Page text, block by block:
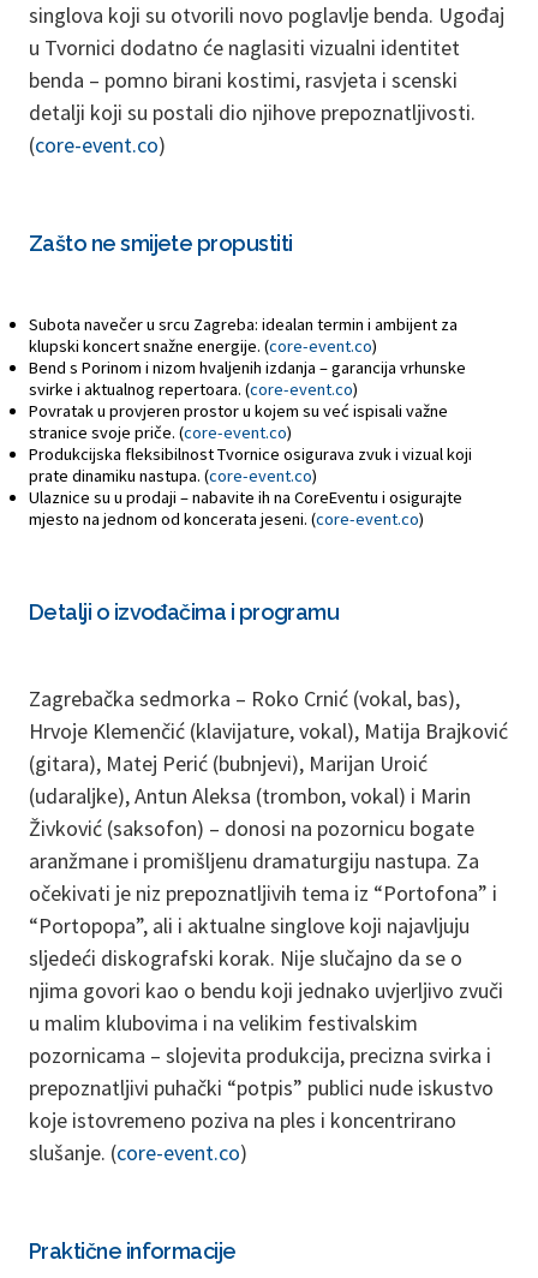
singlova koji su otvorili novo poglavlje benda. Ugođaj
u Tvornici dodatno će naglasiti vizualni identitet
benda – pomno birani kostimi, rasvjeta i scenski
detalji koji su postali dio njihove prepoznatljivosti.
(core-event.co)
Zašto ne smijete propustiti
Subota navečer u srcu Zagreba: idealan termin i ambijent za
klupski koncert snažne energije. (core-event.co)
Bend s Porinom i nizom hvaljenih izdanja – garancija vrhunske
svirke i aktualnog repertoara. (core-event.co)
Povratak u provjeren prostor u kojem su već ispisali važne
stranice svoje priče. (core-event.co)
Produkcijska fleksibilnost Tvornice osigurava zvuk i vizual koji
prate dinamiku nastupa. (core-event.co)
Ulaznice su u prodaji – nabavite ih na CoreEventu i osigurajte
mjesto na jednom od koncerata jeseni. (core-event.co)
Detalji o izvođačima i programu
Zagrebačka sedmorka – Roko Crnić (vokal, bas),
Hrvoje Klemenčić (klavijature, vokal), Matija Brajković
(gitara), Matej Perić (bubnjevi), Marijan Uroić
(udaraljke), Antun Aleksa (trombon, vokal) i Marin
Živković (saksofon) – donosi na pozornicu bogate
aranžmane i promišljenu dramaturgiju nastupa. Za
očekivati je niz prepoznatljivih tema iz “Portofona” i
“Portopopa”, ali i aktualne singlove koji najavljuju
sljedeći diskografski korak. Nije slučajno da se o
njima govori kao o bendu koji jednako uvjerljivo zvuči
u malim klubovima i na velikim festivalskim
pozornicama – slojevita produkcija, precizna svirka i
prepoznatljivi puhački “potpis” publici nude iskustvo
koje istovremeno poziva na ples i koncentrirano
slušanje. (core-event.co)
Praktične informacije